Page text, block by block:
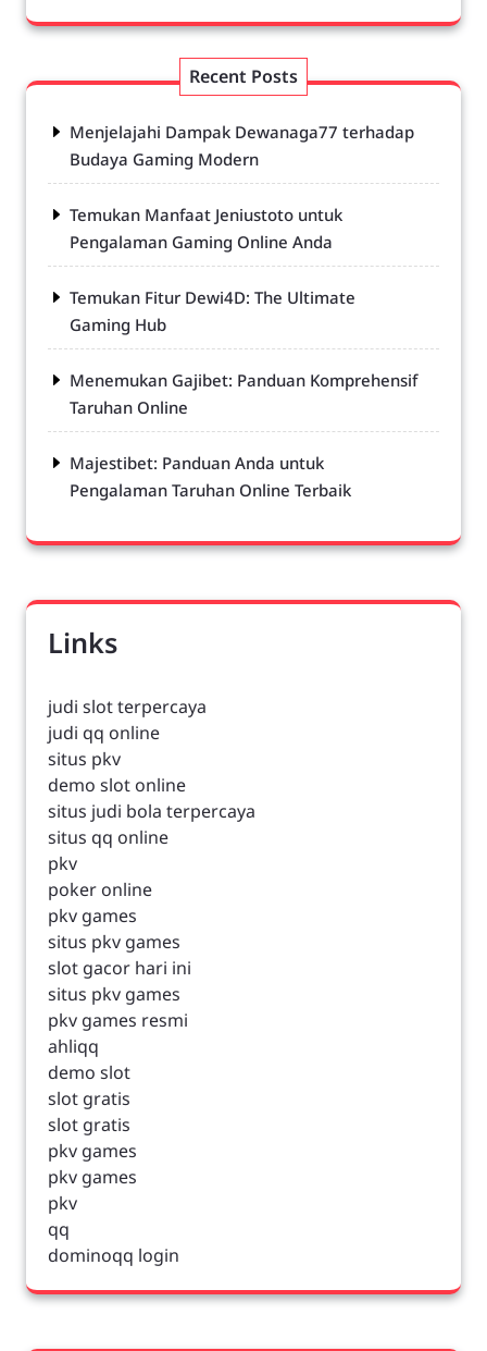
Recent Posts
Menjelajahi Dampak Dewanaga77 terhadap
Budaya Gaming Modern
Temukan Manfaat Jeniustoto untuk
Pengalaman Gaming Online Anda
Temukan Fitur Dewi4D: The Ultimate
Gaming Hub
Menemukan Gajibet: Panduan Komprehensif
Taruhan Online
Majestibet: Panduan Anda untuk
Pengalaman Taruhan Online Terbaik
Links
judi slot terpercaya
judi qq online
situs pkv
demo slot online
situs judi bola terpercaya
situs qq online
pkv
poker online
pkv games
situs pkv games
slot gacor hari ini
situs pkv games
pkv games resmi
ahliqq
demo slot
slot gratis
slot gratis
pkv games
pkv games
pkv
qq
dominoqq login